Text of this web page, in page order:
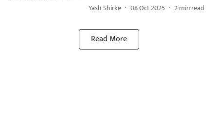
Yash Shirke 08 Oct 2025 2min read
Read More